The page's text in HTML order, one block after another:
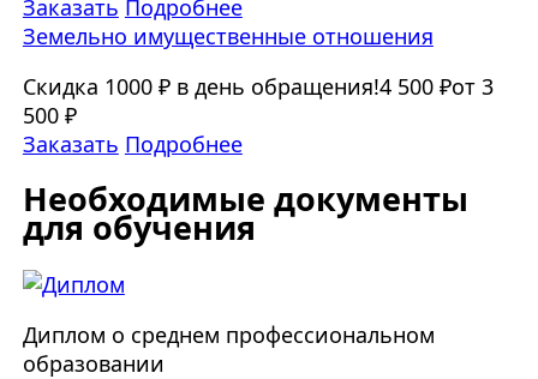
Заказать Подробнее
Земельно имущественные отношения
Скидка 1000 ₽ в день обращения!4 500 ₽от 3
500 ₽
Заказать Подробнее
Необходимые документы
для обучения
Диплом о среднем профессиональном
образовании